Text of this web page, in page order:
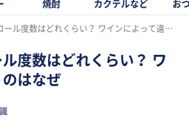
焼酎 カクテルなど お
度数はどれくらい？ ワインによって違うのはなぜ
度数はどれくらい？ ワ
はなぜ